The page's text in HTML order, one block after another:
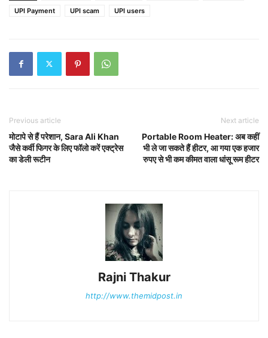
UPI Payment
UPI scam UPI users
Previous article
मोटापे से हैं परेशान, Sara Ali Khan
जैसे कर्वी फिगर के लिए फॉलो करें एक्ट्रेस
का डेली रूटीन
Next article
Portable Room Heater: अब कहीं
भी ले जा सकते हैं हीटर, आ गया एक हजार
रुपए से भी कम कीमत वाला धांसू रूम हीटर
Rajni Thakur
http://www.themidpost.in